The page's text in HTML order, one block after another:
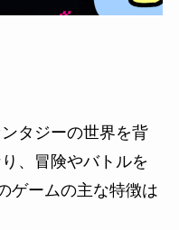
タジーの世界を背
、冒険やバトルを
ゲームの主な特徴は